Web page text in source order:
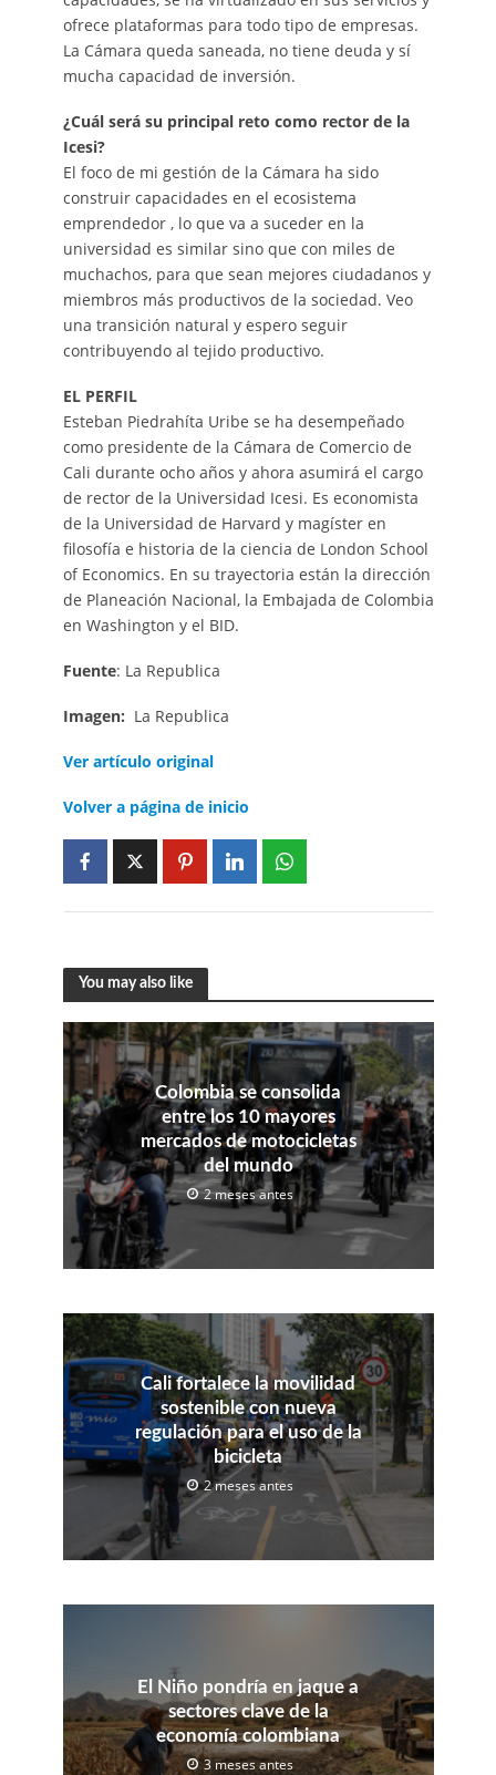
ofrece plataformas para todo tipo de empresas.
La Cámara queda saneada, no tiene deuda y sí
mucha capacidad de inversión.
¿Cuál será su principal reto como rector de la
Icesi?
El foco de mi gestión de la Cámara ha sido
construir capacidades en el ecosistema
emprendedor , lo que va a suceder en la
universidad es similar sino que con miles de
muchachos, para que sean mejores ciudadanos y
miembros más productivos de la sociedad. Veo
una transición natural y espero seguir
contribuyendo al tejido productivo.
EL PERFIL
Esteban Piedrahíta Uribe se ha desempeñado
como presidente de la Cámara de Comercio de
Cali durante ocho años y ahora asumirá el cargo
de rector de la Universidad Icesi. Es economista
de la Universidad de Harvard y magíster en
filosofía e historia de la ciencia de London School
of Economics. En su trayectoria están la dirección
de Planeación Nacional, la Embajada de Colombia
en Washington y el BID.
Fuente: La Republica
Imagen: La Republica
Ver artículo original
Volver a página de inicio
You may also like
Colombia se consolida
entre los 10 mayores
mercados de motocicletas
del mundo
2 meses antes
Cali fortalece la movilidad
sostenible con nueva
regulación para el uso de la
bicicleta
2 meses antes
El Niño pondría en jaque a
sectores clave de la
economía colombiana
3 meses antes